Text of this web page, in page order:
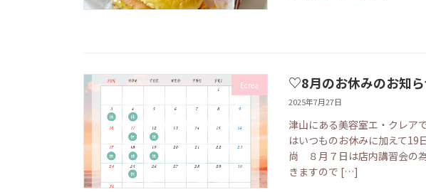
Ecrea ♡8月のお休みのお知
2025年7月27日
津山にある美容室エ・クレア
はいつものお休みに加えて19
尚 ８月７日は店内講習会の
きますので […]